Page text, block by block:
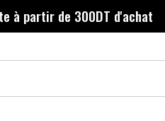
à partir de 300DT d'achat